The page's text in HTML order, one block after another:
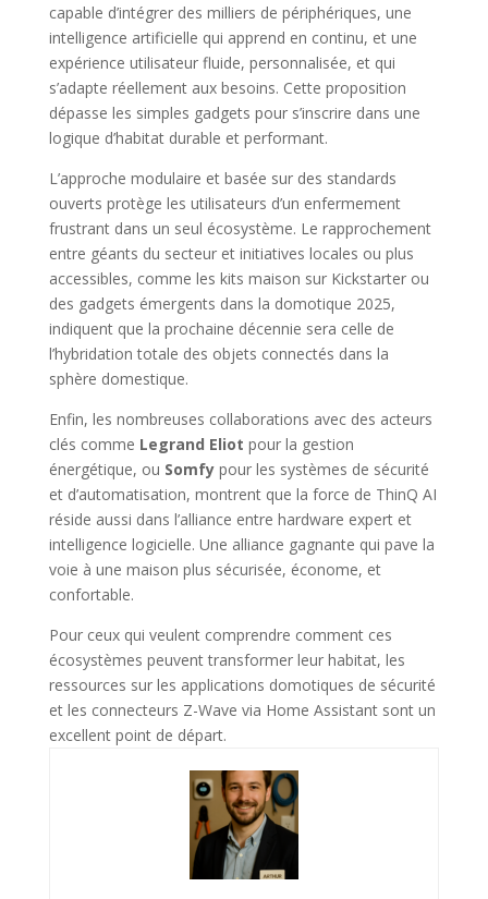
capable d’intégrer des milliers de périphériques, une
intelligence artificielle qui apprend en continu, et une
expérience utilisateur fluide, personnalisée, et qui
s’adapte réellement aux besoins. Cette proposition
dépasse les simples gadgets pour s’inscrire dans une
logique d’habitat durable et performant.
L’approche modulaire et basée sur des standards
ouverts protège les utilisateurs d’un enfermement
frustrant dans un seul écosystème. Le rapprochement
entre géants du secteur et initiatives locales ou plus
accessibles, comme les kits maison sur Kickstarter ou
des gadgets émergents dans la domotique 2025,
indiquent que la prochaine décennie sera celle de
l’hybridation totale des objets connectés dans la
sphère domestique.
Enfin, les nombreuses collaborations avec des acteurs
clés comme Legrand Eliot pour la gestion
énergétique, ou Somfypour les systèmes de sécurité
et d’automatisation, montrent que la force de ThinQ AI
réside aussi dans l’alliance entre hardware expert et
intelligence logicielle. Une alliance gagnante qui pave la
voie à une maison plus sécurisée, économe, et
confortable.
Pour ceux qui veulent comprendre comment ces
écosystèmes peuvent transformer leur habitat, les
ressources sur les applications domotiques de sécurité
et les connecteurs Z-Wave via Home Assistant sont un
excellent point de départ.